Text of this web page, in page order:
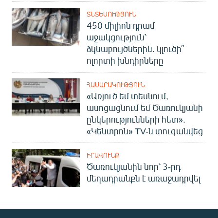
ՏՆՏԵՍՈՒԹՅՈՒՆ
450 միլիոն դրամ
աջակցություն՝
ձկնաբույծներին. կլուծի՞
ոլորտի խնդիրները
ՀԱՍԱՐԱԿՈՒԹՅՈՒՆ
«Առյուծ եմ տեսնում,
ասոցացնում եմ Ծառուկյանի
ընկերությունների հետ».
«Կենտրոն» TV-ն տուգանվեց
ԻՐԱՎՈՒՆՔ
Ծառուկյանին նոր՝ 3-րդ
մեղադրանքն է առաջադրվել